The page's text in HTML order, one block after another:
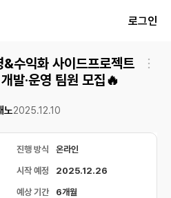
로그인
&수익화 사이드프로젝트
발·운영 팀원 모집🔥
노2025.12.10
진행 방식 온라인
시작 예정 2025.12.26
예상 기간 6개월